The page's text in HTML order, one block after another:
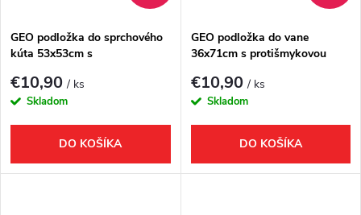
GEO podložka do sprchového
kúta 53x53cm s
kaučuk. biela
€10,90/ ks
Skladom
DO KOŠÍKA
GEO podložka do vane
36x71cm s protišmykovou
€10,90/ ks
Skladom
DO KOŠÍKA